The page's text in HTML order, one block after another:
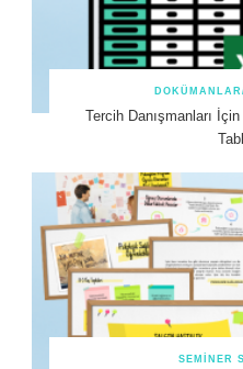
Tercih Danışmanları
SEMINER